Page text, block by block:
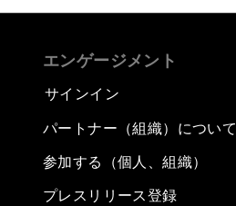
エンゲージメント
サインイン
パートナー（組織）につい
参加する（個人、組織）
プレスリリース登録